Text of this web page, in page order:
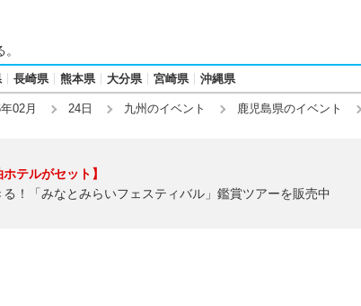
長崎県 熊本県 大分県 宮崎県 沖縄県
02月 24日 九州のイベント 鹿児島県のイベント
テルがセット】
！「みなとみらいフェスティバル」鑑賞ツアーを販売中